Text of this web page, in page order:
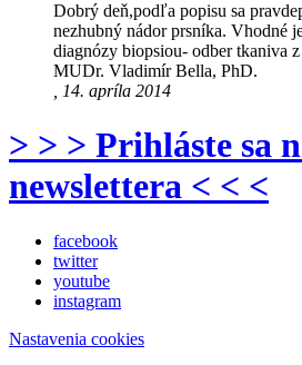
Dobrý deň,podľa popisu sa
nezhubný nádor prsníka. Vhodné
diagnózy biopsiou- odber tkaniva
MUDr. Vladimír Bella, PhD.
, 14. apríla 2014
> > > Prihláste sa
newslettera < < <
facebook
twitter
youtube
instagram
Nastavenia cookies